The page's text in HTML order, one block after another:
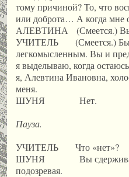
тому причиной? То, что
или доброта… А когда мне
АЛЕВТИНА (Смеется.) Вы
УЧИТЕЛЬ (Смеется.)
легкомысленным. Вы и
я выделываю, когда
я, Алевтина Ивановна,
меня.
ШУНЯ Нет.
Пауза.
УЧИТЕЛЬ Что «нет»?
ШУНЯ Вы сдерживаете
подозревая.